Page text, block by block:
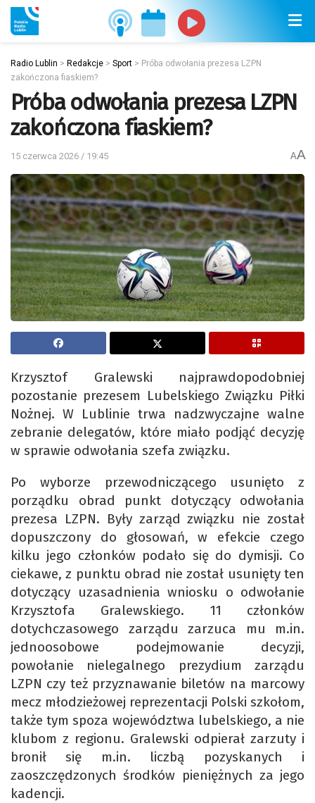
Radio Lublin > Redakcje > Sport > Próba odwołania prezesa LZPN
zakończona fiaskiem?
Próba odwołania prezesa LZPN
zakończona fiaskiem?
15 czerwca 2026 / 19:45 AA
Krzysztof Gralewski najprawdopodobniej
pozostanie prezesem Lubelskiego Związku Piłki
Nożnej. W Lublinie trwa nadzwyczajne walne
zebranie delegatów, które miało podjąć decyzję
w sprawie odwołania szefa związku.
Po wyborze przewodniczącego usunięto z
porządku obrad punkt dotyczący odwołania
prezesa LZPN. Były zarząd związku nie został
dopuszczony do głosowań, w efekcie czego
kilku jego członków podało się do dymisji. Co
ciekawe, z punktu obrad nie został usunięty ten
dotyczący uzasadnienia wniosku o odwołanie
Krzysztofa Gralewskiego. 11 członków
dotychczasowego zarządu zarzuca mu m.in.
jednoosobowe podejmowanie decyzji,
powołanie nielegalnego prezydium zarządu
LZPN czy też przyznawanie biletów na marcowy
mecz młodzieżowej reprezentacji Polski szkołom,
także tym spoza województwa lubelskiego, a nie
klubom z regionu. Gralewski odpierał zarzuty i
bronił się m.in. liczbą pozyskanych i
zaoszczędzonych środków pieniężnych za jego
kadencji.